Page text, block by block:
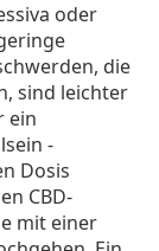
oder
die
sind leichter
ein
-
Dosis
CBD-
mit einer